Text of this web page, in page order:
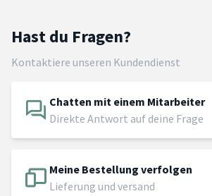
Hast du Fragen?
Kontaktiere unseren Kundendienst
Chatten mit einem Mitarbeiter
Direkte Antwort auf deine Frage
Meine Bestellung verfolgen
Lieferung und versand